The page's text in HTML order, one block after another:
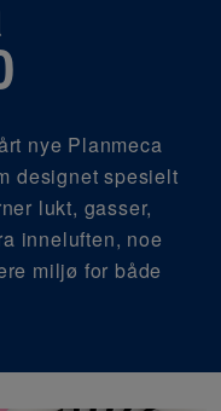
nye Planmeca
designet spesielt
lukt, gasser,
inneluften, noe
miljø for både